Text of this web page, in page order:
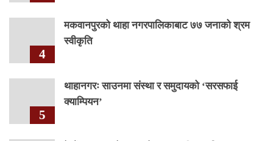
4
मकवानपुरको थाहा नगरपालिकाबाट ७७ जनाको श्रम
स्वीकृति
5
थाहानगरः साउनमा संस्था र समुदायको ‘सरसफाई
क्याम्पियन’